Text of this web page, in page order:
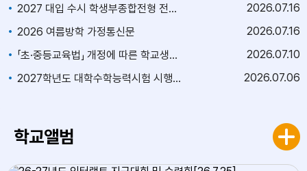
2027 대입 수시 학생부종합전형 전문상담 신청 안내
2026 07.16
2026 여름방학 가정통신문
2026 07.16
「초·중등교육법」 개정에 따른 학교생활기록 상업적 이용 제한 안내
2026 07.10
2027학년도 대학수학능력시험 시행세부계획 및 원서접수 관련 안내
2026 07.06
학교앨범